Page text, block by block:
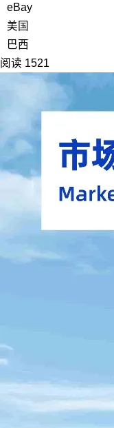
eBay
美国
巴西
阅读 1521